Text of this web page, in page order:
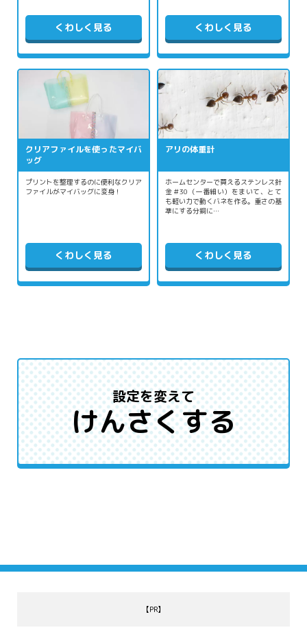
くわしく見る くわしく見る
クリアファイルを使ったマイバ
ッグ
プリントを整理するのに便利なクリア
ファイルがマイバッグに変身！
くわしく見る
アリの体重計
ホームセンターで買えるステンレス針
金＃30（一番細い）をまいて、とて
も軽い力で動くバネを作る。重さの基
準にする分銅に…
くわしく見る
設定を変えて
けんさくする
【PR】